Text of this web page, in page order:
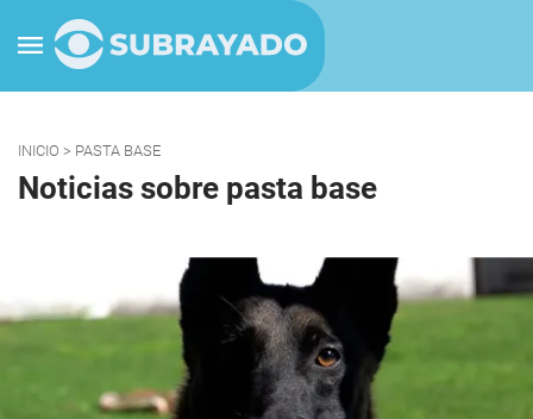
INICIO > PASTA BASE
Noticias sobre pasta base